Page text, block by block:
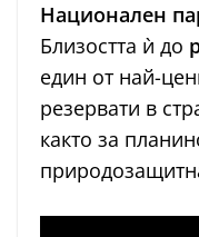
Национален
Близостта ѝ до
един от най-
резервати в
както за